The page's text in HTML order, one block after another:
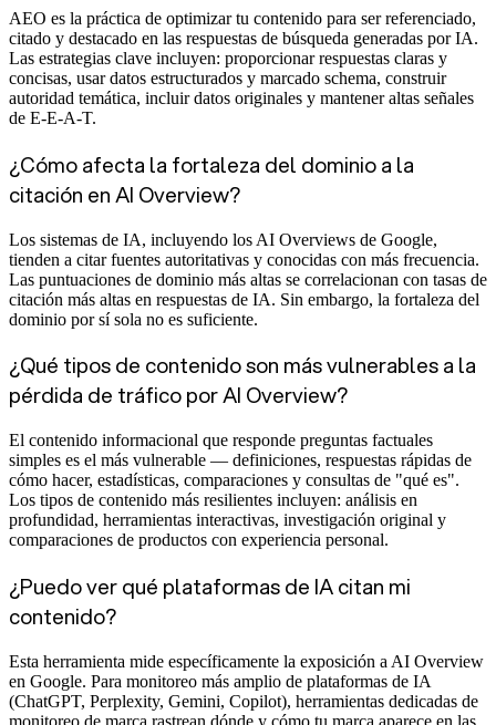
AEO es la práctica de optimizar tu contenido para ser referenciado,
citado y destacado en las respuestas de búsqueda generadas por IA.
Las estrategias clave incluyen: proporcionar respuestas claras y
concisas, usar datos estructurados y marcado schema, construir
autoridad temática, incluir datos originales y mantener altas señales
de E-E-A-T.
¿Cómo afecta la fortaleza del dominio a la
citación en AI Overview?
Los sistemas de IA, incluyendo los AI Overviews de Google,
tienden a citar fuentes autoritativas y conocidas con más frecuencia.
Las puntuaciones de dominio más altas se correlacionan con tasas de
citación más altas en respuestas de IA. Sin embargo, la fortaleza del
dominio por sí sola no es suficiente.
¿Qué tipos de contenido son más vulnerables a la
pérdida de tráfico por AI Overview?
El contenido informacional que responde preguntas factuales
simples es el más vulnerable — definiciones, respuestas rápidas de
cómo hacer, estadísticas, comparaciones y consultas de "qué es".
Los tipos de contenido más resilientes incluyen: análisis en
profundidad, herramientas interactivas, investigación original y
comparaciones de productos con experiencia personal.
¿Puedo ver qué plataformas de IA citan mi
contenido?
Esta herramienta mide específicamente la exposición a AI Overview
en Google. Para monitoreo más amplio de plataformas de IA
(ChatGPT, Perplexity, Gemini, Copilot), herramientas dedicadas de
monitoreo de marca rastrean dónde y cómo tu marca aparece en las